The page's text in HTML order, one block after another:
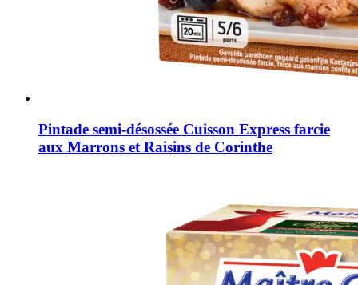
Pintade semi-désossée Cuisson Express farcie
aux Marrons et Raisins de Corinthe